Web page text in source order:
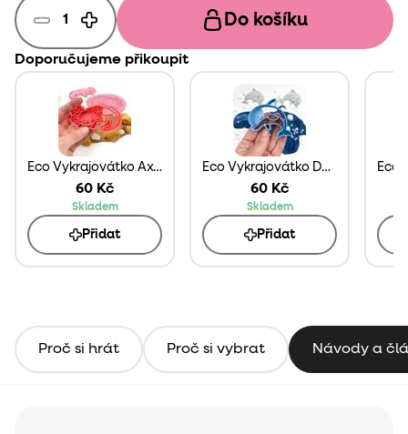
Do košíku
Doporučujeme přikoupit
Eco Vykrajovátko Axolotl
60 Kč
Skladem
Přidat
Eco Vykrajovátko Delfín
60 Kč
Skladem
Přidat
Proč si hrát Proč si vybrat Návody a